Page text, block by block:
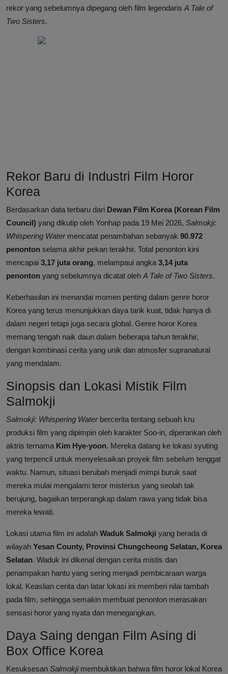
rekor yang sebelumnya dipegang oleh film legendaris A Tale of
Two Sisters.
Rekor Baru di Industri Film Horor
Korea
Berdasarkan data terbaru dari Dewan Film Korea (Korean Film
Council) yang dikutip oleh Yonhap pada 19 Mei 2026, Salmokji:
Whispering Watermencatat penambahan sebanyak 90.972
penonton selama akhir pekan terakhir. Total penonton kini
mencapai 3,17 juta orang, melampaui angka 3,14 juta
penonton yang sebelumnya dicatat oleh A Tale of Two Sisters.
Keberhasilan ini menandai momen penting dalam genre horor
Korea yang terus menunjukkan daya tarik kuat, tidak hanya di
dalam negeri tetapi juga secara global. Genre horor Korea
memang tengah naik daun dalam beberapa tahun terakhir,
dengan kombinasi cerita yang unik dan atmosfer supranatural
yang mendalam.
Sinopsis dan Lokasi Mistik Film
Salmokji
Salmokji: Whispering Waterbercerita tentang sebuah kru
produksi film yang dipimpin oleh karakter Soo-in, diperankan oleh
aktris ternama Kim Hye-yoon. Mereka datang ke lokasi syuting
yang terpencil untuk menyelesaikan proyek film sebelum tenggat
waktu. Namun, situasi berubah menjadi mimpi buruk saat
mereka mulai mengalami teror misterius yang seolah tak
berujung, bagaikan terperangkap dalam rawa yang tidak bisa
mereka lewati.
Lokasi utama film ini adalah Waduk Salmokji yang berada di
wilayah Yesan County, Provinsi Chungcheong Selatan, Korea
Selatan. Waduk ini dikenal dengan cerita mistis dan
penampakan hantu yang sering menjadi pembicaraan warga
lokal. Keaslian cerita dan latar lokasi ini memberi nilai tambah
pada film, sehingga semakin membuat penonton merasakan
sensasi horor yang nyata dan menegangkan.
Daya Saing dengan Film Asing di
Box Office Korea
Kesuksesan Salmokjimembuktikan bahwa film horor lokal Korea